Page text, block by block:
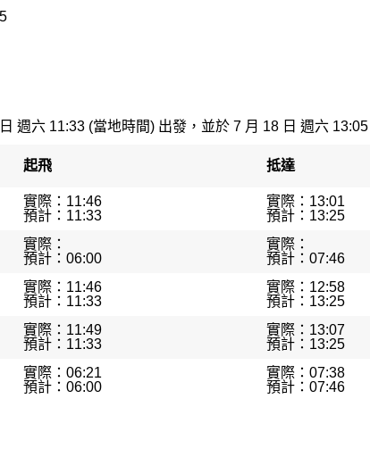
週六 11:33 (當地時間) 出發，並於 7 月 18 日 週六
起飛 抵達
實際：11:46
預計：11:33
實際：13:01
預計：13:25
實際：
預計：06:00
實際：
預計：07:46
實際：11:46
預計：11:33
實際：12:58
預計：13:25
實際：11:49
預計：11:33
實際：13:07
預計：13:25
實際：06:21
預計：06:00
實際：07:38
預計：07:46